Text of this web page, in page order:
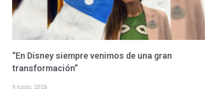
“En Disney siempre venimos de una gran
transformación”
9 junio, 2026